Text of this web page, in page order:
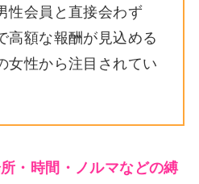
性会員と直接会わず
高額な報酬が見込める
女性から注目されてい
・時間・ノルマなどの縛